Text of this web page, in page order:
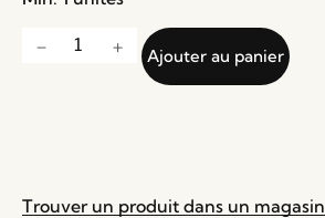
Ajouter au panier
Trouver un produit dans un magasin